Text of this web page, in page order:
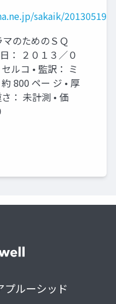
sakaik/20130519/
のためのＳＱ
： ２０１３／０
ルコ • 監訳： ミ
800 ペー ジ • 厚
： 未計測 • 価
ルーシッド